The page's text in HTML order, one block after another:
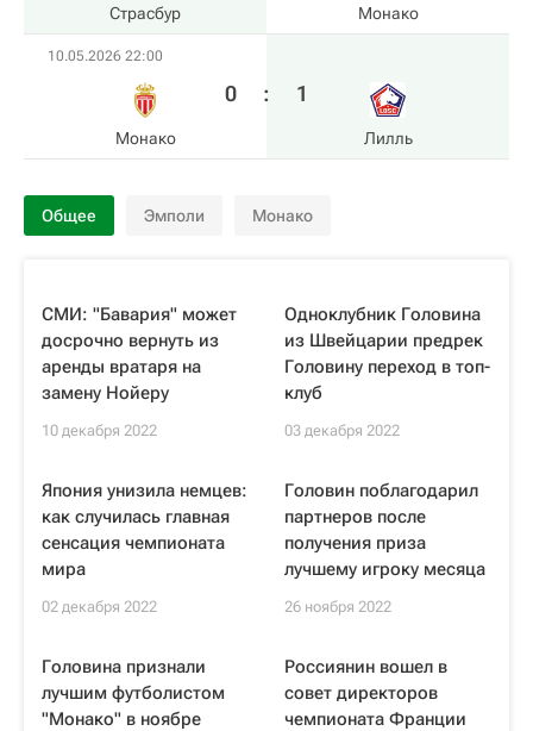
Страсбур Монако
10.05.2026 22:00
Монако
0 : 1
Лилль
Общее Эмполи Монако
СМИ: "Бавария" может
досрочно вернуть из
аренды вратаря на
замену Нойеру
10 декабря 2022
Одноклубник Головина
из Швейцарии предрек
Головину переход в топ-
клуб
03 декабря 2022
Япония унизила немцев:
как случилась главная
сенсация чемпионата
мира
02 декабря 2022
Головин поблагодарил
партнеров после
получения приза
лучшему игроку месяца
26 ноября 2022
Головина признали
лучшим футболистом
"Монако" в ноябре
Россиянин вошел в
совет директоров
чемпионата Франции